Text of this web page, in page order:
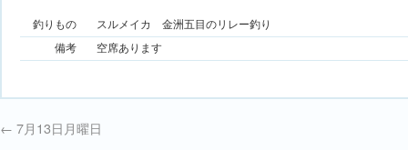
釣りもの
スルメイカ 金洲五目のリレー釣り
備考
空席あります
← 7月13日月曜日